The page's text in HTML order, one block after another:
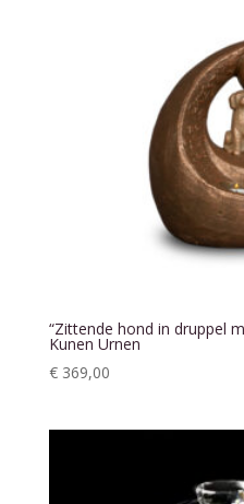
“Zittende hond in druppel
Kunen Urnen
€369,00